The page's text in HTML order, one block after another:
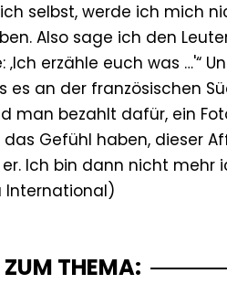
ich selbst, werde ich mich
Also sage ich den
‚Ich erzähle euch was …'“
es an der französischen
man bezahlt dafür, ein
Gefühl haben, dieser
Ich bin dann nicht mehr
THEMA: